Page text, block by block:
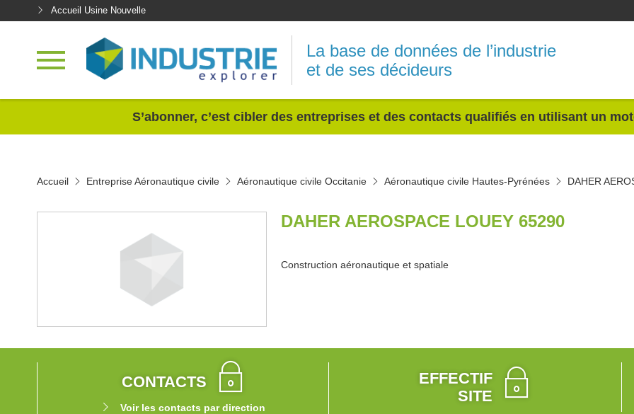
Accueil Usine Nouvelle
La base de données de l’industrie
et de ses décideurs
S’abonner, c’est cibler des entreprises et des contacts qualifiés en utilisant un
Accueil Entreprise Aéronautique civile Aéronautique civile Occitanie Aéronautique civile Hautes-Pyrénées DAHER
DAHER AEROSPACE LOUEY 65290
Construction aéronautique et spatiale
CONTACTS
Voir les contacts par direction
EFFECTIF
SITE